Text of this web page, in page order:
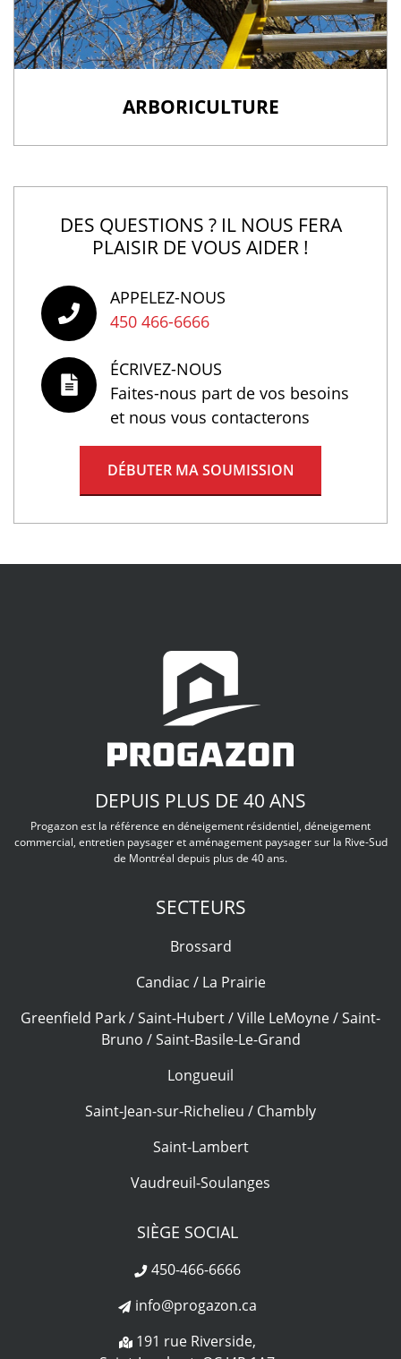
ARBORICULTURE
DES QUESTIONS ? IL NOUS FERA
PLAISIR DE VOUS AIDER !
APPELEZ-NOUS
450 466-6666
ÉCRIVEZ-NOUS
Faites-nous part de vos besoins
et nous vous contacterons
DÉBUTER MA SOUMISSION
DEPUIS PLUS DE 40 ANS
Progazon est la référence en déneigement résidentiel, déneigement
commercial, entretien paysager et aménagement paysager sur la Rive-Sud
de Montréal depuis plus de 40 ans.
SECTEURS
Brossard
Candiac / La Prairie
Greenfield Park / Saint-Hubert / Ville LeMoyne / Saint-
Bruno / Saint-Basile-Le-Grand
Longueuil
Saint-Jean-sur-Richelieu / Chambly
Saint-Lambert
Vaudreuil-Soulanges
SIÈGE SOCIAL
450-466-6666
info@progazon.ca
191 rue Riverside,